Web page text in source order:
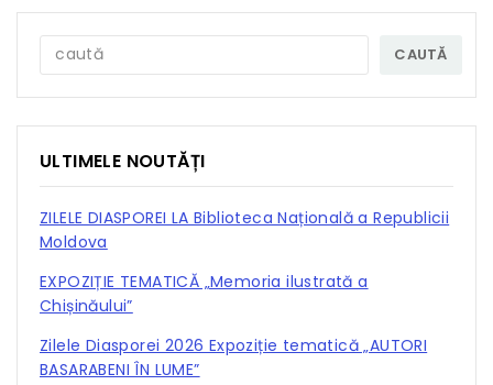
CAUTĂ
ULTIMELE NOUTĂȚI
ZILELE DIASPOREI LA Biblioteca Națională a Republicii
Moldova
EXPOZIȚIE TEMATICĂ „Memoria ilustrată a
Chișinăului”
Zilele Diasporei 2026 Expoziție tematică „AUTORI
BASARABENI ÎN LUME”